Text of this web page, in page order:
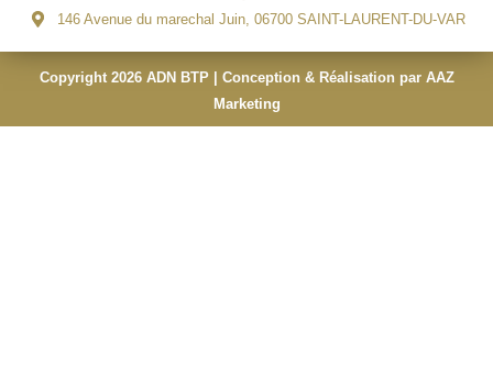
146 Avenue du marechal Juin, 06700 SAINT-LAURENT-DU-VAR
Copyright 2026 ADN BTP | Conception & Réalisation par AAZ
Marketing